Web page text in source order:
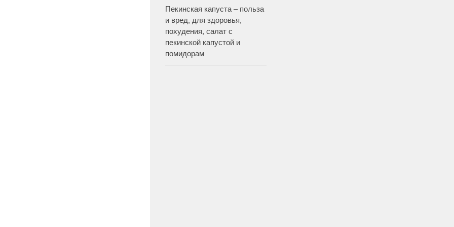
Пекинская капуста – польза
и вред, для здоровья,
похудения, салат с
пекинской капустой и
помидорам